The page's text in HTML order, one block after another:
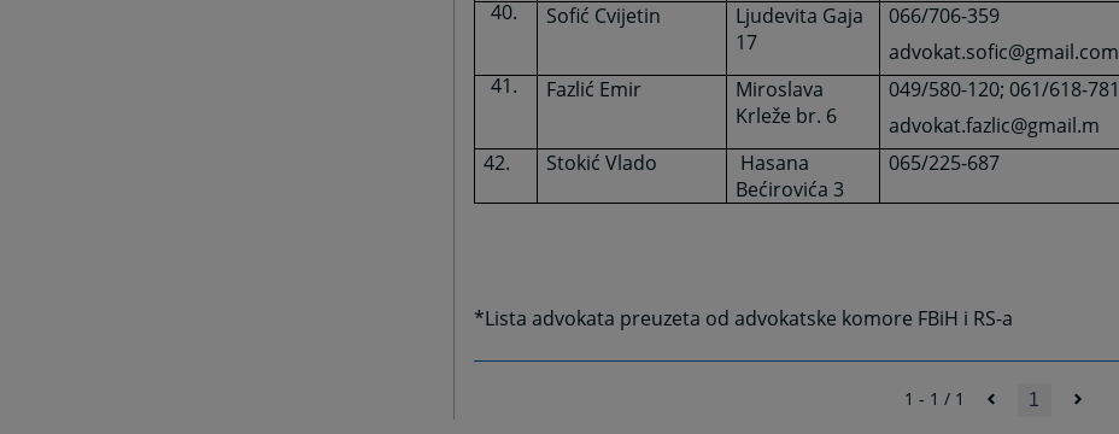
Sofić Cvijetin
Ljudevita Gaja
17
066/706-359
advokat.sofic@gmail.com
Fazlić Emir
Miroslava
Krleže br. 6
049/580-120; 061/618-781
advokat.fazlic@gmail.m
42.
Stokić Vlado
Hasana
Bećirovića 3
065/225-687
*Lista advokata preuzeta od advokatske komore FBiH i RS-a
1 - 1 / 1 1